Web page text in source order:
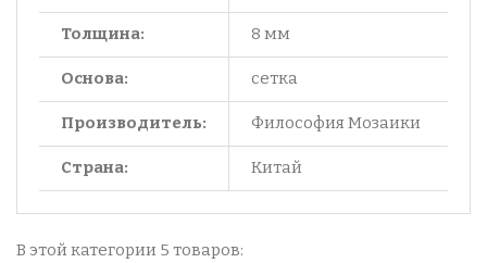
Толщина: 8 мм
Основа: сетка
Производитель: Философия Мозаики
Страна: Китай
В этой категории 5 товаров: